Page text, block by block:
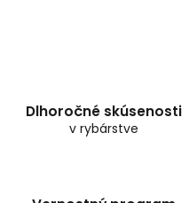
Dlhoročné skúsenosti
v rybárstve